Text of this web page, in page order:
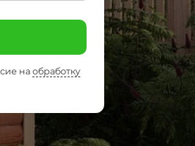
на обработку